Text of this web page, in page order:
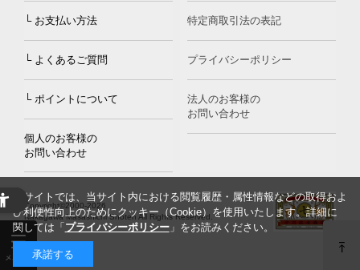
└ お支払い方法
└ よくあるご質問
└ ポイントについて
個人のお客様の
お問い合わせ
特定商取引法の表記
プライバシーポリシー
法人のお客様の
お問い合わせ
Copyright©2000-2026
Nakagawa Masashichi Shoten All Rights Reserved.
当サイトでは、当サイト内における閲覧履歴・属性情報などの取得およ
び利便性向上のためにクッキー（Cookie）を使用いたします。詳細に
関しては「 プライバシーポリシー」をお読みください。
承諾する